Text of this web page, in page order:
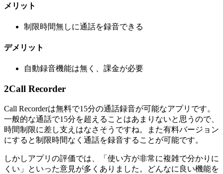
メリット
制限時間無しに通話を録音できる
デメリット
自動録音機能は無く、課金が必要
2Call Recorder
Call Recorderは無料で15分の通話録音が可能なアプリです。
一般的な通話で15分を超えることはあまりないと思うので、
時間制限に差し支えはなさそうですね。また有料バージョン
にすると制限時間なく通話を録音することが可能です。
しかしアプリの評価では、「使い方が非常に複雑で分かりに
くい」といった意見が多くありました。どんなに良い機能を